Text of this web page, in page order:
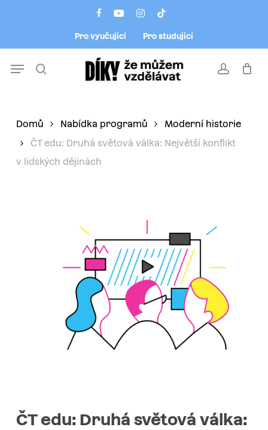
facebookyoutubeinstagram
tiktok
Pro vyučující Pro studující
account
Menu
Domů Nabídka programů
Moderní historie
ČT edu: Druhá světová válka: Největší konflikt
v lidských dějinách
ČT edu: Druhá světová válka: